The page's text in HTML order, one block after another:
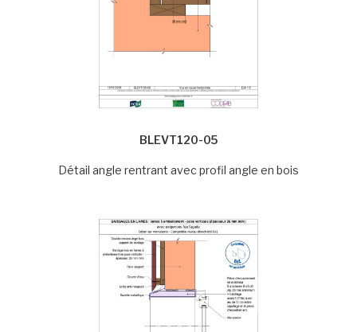
BLEVT120-05
Détail angle rentrant avec profil angle en bois